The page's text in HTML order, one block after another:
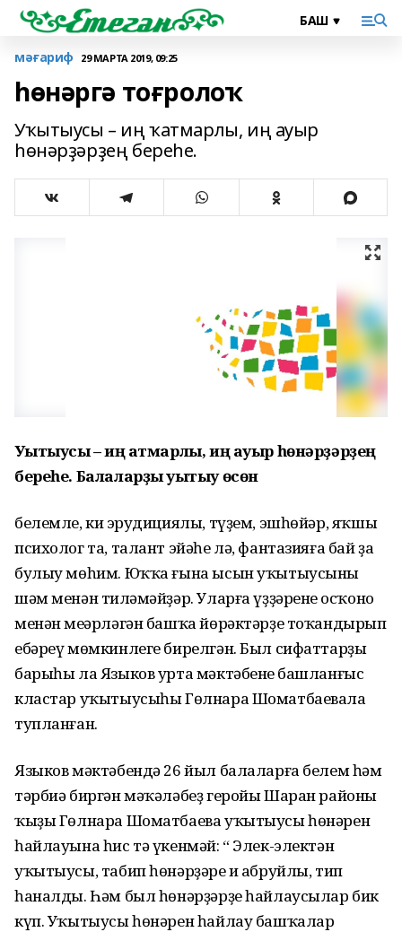
мәғариф 29 МАРТА 2019, 09:25
һөнәргә тоғролоҡ
Уҡытыусы – иң ҡатмарлы, иң ауыр
һөнәрҙәрҙең береһе.
Уҡытыусы – иң ҡатмарлы, иң ауыр һөнәрҙәрҙең
береһе. Балаларҙы уҡытыу өсөн
белемле, киң эрудициялы, түҙем, эшһөйәр, яҡшы
психолог та, талант эйәһе лә, фантазияға бай ҙа
булыу мөһим. Юҡҡа ғына ысын уҡытыусыны
шәм менән тиңләмәйҙәр. Уларға үҙҙәренең осҡоно
менән меңәрләгән башҡа йөрәктәрҙе тоҡандырып
ебәреү мөмкинлеге бирелгән. Был сифаттарҙың
барыһы ла Языков урта мәктәбенең башланғыс
кластар уҡытыусыһы Гөлнара Шоматбаевала
тупланған.
Языков мәктәбендә 26 йыл балаларға белем һәм
тәрбиә биргән мәҡәләбеҙ геройы Шаран районы
ҡыҙы Гөлнара Шоматбаева уҡытыусы һөнәрен
һайлауына һис тә үкенмәй: “ Элек-электән
уҡытыусы, табип һөнәрҙәре иң абруйлы, тип
һаналды. Һәм был һөнәрҙәрҙе һайлаусылар бик
күп. Уҡытыусы һөнәрен һайлау башҡалар